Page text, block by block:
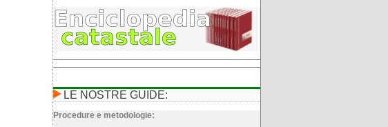
LE NOSTRE GUIDE:
Procedure e metodologie: